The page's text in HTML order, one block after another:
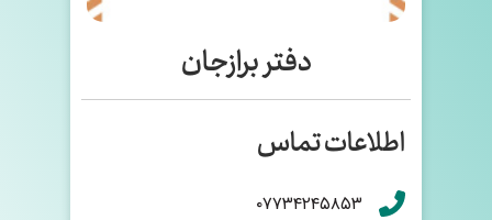
دفتر برازجان
اطلاعات تماس
۰۷۷۳۴۲۴۵۸۵۳